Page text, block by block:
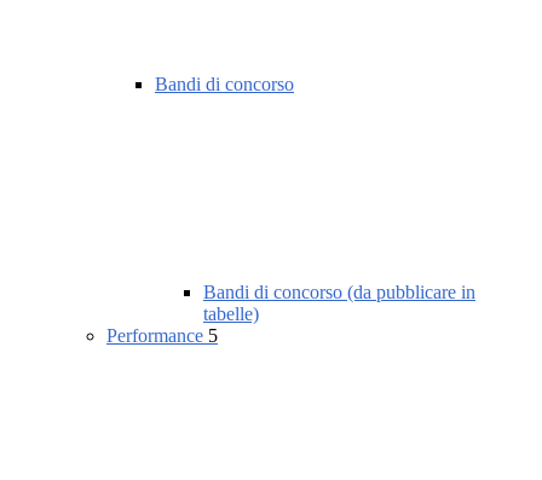
Bandi di concorso
Bandi di concorso (da pubblicare in
tabelle)
Performance 5